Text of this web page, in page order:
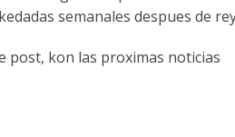
semanales despues de
post, kon las proximas noticias